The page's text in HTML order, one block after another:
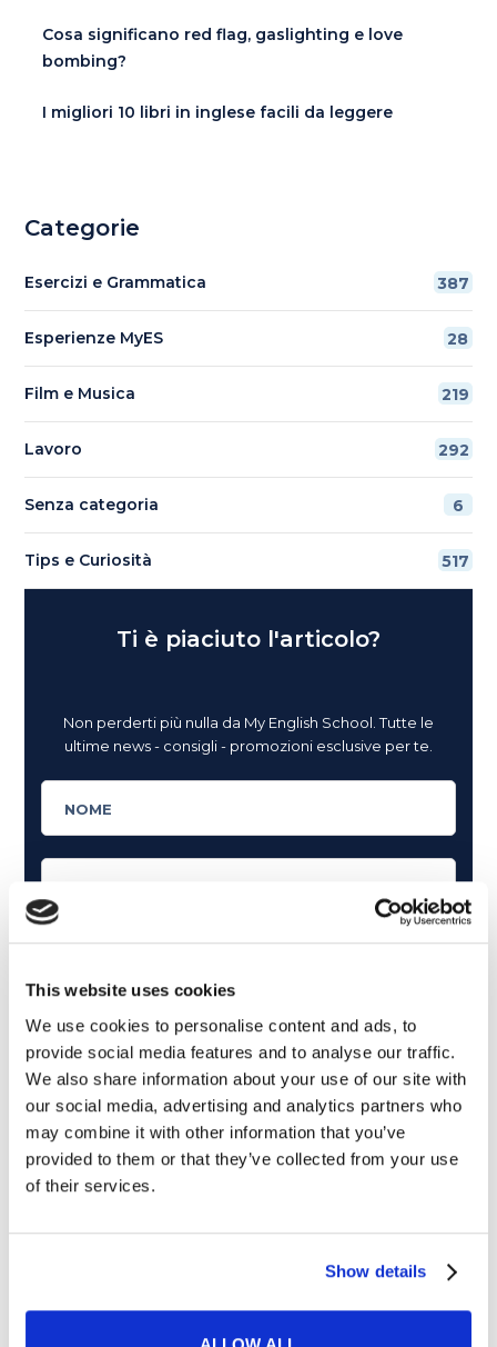
This website uses cookies
We use cookies to personalise content and ads, to
provide social media features and to analyse our traffic.
We also share information about your use of our site with
our social media, advertising and analytics partners who
may combine it with other information that you’ve
provided to them or that they’ve collected from your use
of their services.
Show details
Cosa significano red flag, gaslighting e love
bombing?
I migliori 10 libri in inglese facili da leggere
Categorie
Esercizi e Grammatica 387
Esperienze MyES 28
Film e Musica 219
Lavoro 292
Senza categoria 6
Tips e Curiosità 517
Ti è piaciuto l'articolo?
Non perderti più nulla da My English School. Tutte le
ultime news - consigli - promozioni esclusive per te.
Cosa ti piace leggere?
Articoli con tips e new sulla lingua inglese
Articoli divertenti su film e musica
In quanto di età superiore ai 16 anni, dichiaro di acconsentire